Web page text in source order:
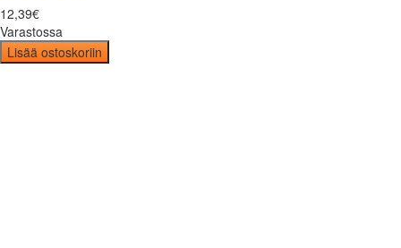
12,39€
Varastossa
Lisää ostoskoriin